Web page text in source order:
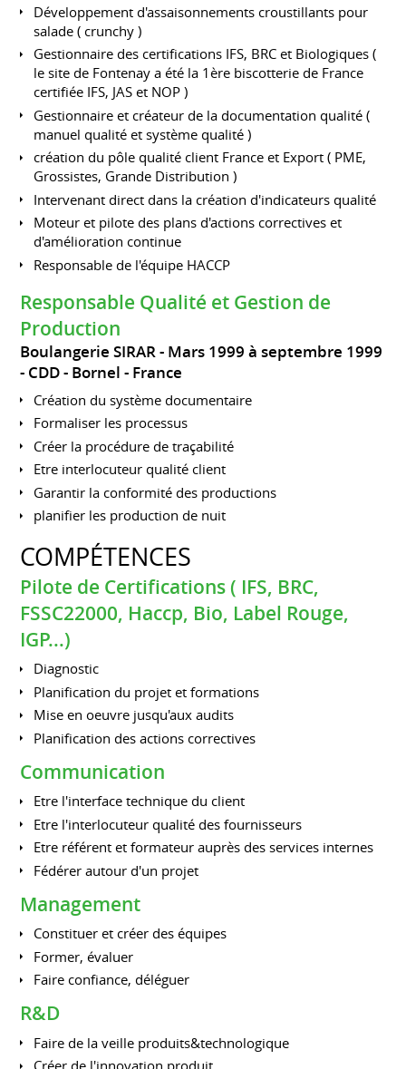
Développement d'assaisonnements croustillants pour
salade ( crunchy )
Gestionnaire des certifications IFS, BRC et Biologiques (
le site de Fontenay a été la 1ère biscotterie de France
certifiée IFS, JAS et NOP )
Gestionnaire et créateur de la documentation qualité (
manuel qualité et système qualité )
création du pôle qualité client France et Export ( PME,
Grossistes, Grande Distribution )
Intervenant direct dans la création d'indicateurs qualité
Moteur et pilote des plans d'actions correctives et
d'amélioration continue
Responsable de l'équipe HACCP
Responsable Qualité et Gestion de
Production
Boulangerie SIRAR
Mars 1999 à septembre 1999
CDD
Bornel France
Création du système documentaire
Formaliser les processus
Créer la procédure de traçabilité
Etre interlocuteur qualité client
Garantir la conformité des productions
planifier les production de nuit
COMPÉTENCES
Pilote de Certifications ( IFS, BRC,
FSSC22000, Haccp, Bio, Label Rouge,
IGP...)
Diagnostic
Planification du projet et formations
Mise en oeuvre jusqu'aux audits
Planification des actions correctives
Communication
Etre l'interface technique du client
Etre l'interlocuteur qualité des fournisseurs
Etre référent et formateur auprès des services internes
Fédérer autour d'un projet
Management
Constituer et créer des équipes
Former, évaluer
Faire confiance, déléguer
R&D
Faire de la veille produits&technologique